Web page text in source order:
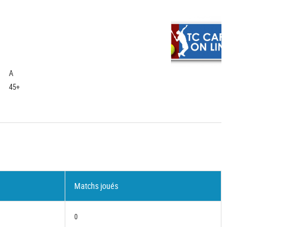
A
45+
Matchs joués
0